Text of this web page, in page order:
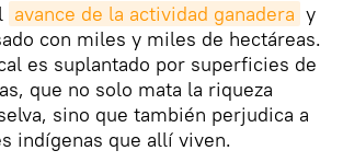
avance de la actividad ganadera y
con miles y miles de hectáreas.
es suplantado por superficies de
que no solo mata la riqueza
sino que también perjudica a
indígenas que allí viven.